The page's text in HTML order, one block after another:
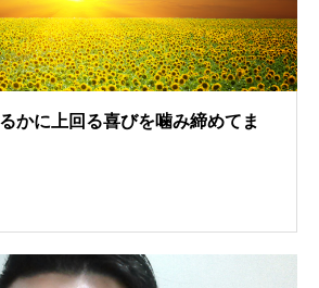
かに上回る喜びを噛み締めてま